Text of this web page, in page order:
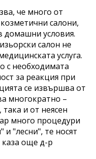
че много от
салони,
домашни условия.
салон не
услуга.
с необходимата
за реакция при
се извършва от
многократно –
и от неясен
много процедури
"лесни", те носят
каза още д-р